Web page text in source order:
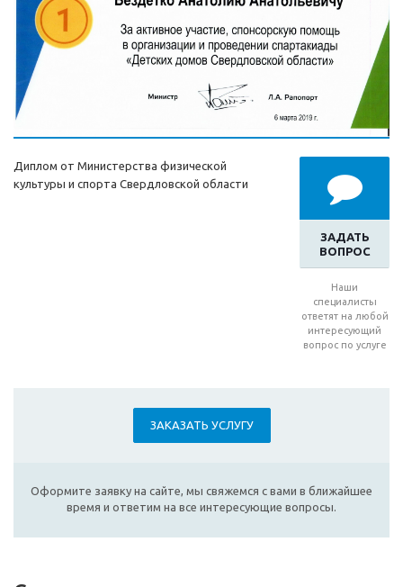
ЗАДАТЬ
ВОПРОС
Наши
специалисты
ответят на любой
интересующий
вопрос по услуге
Диплом от Министерства физической
культуры и спорта Свердловской области
ЗАКАЗАТЬ УСЛУГУ
Оформите заявку на сайте, мы свяжемся с вами в ближайшее
время и ответим на все интересующие вопросы.